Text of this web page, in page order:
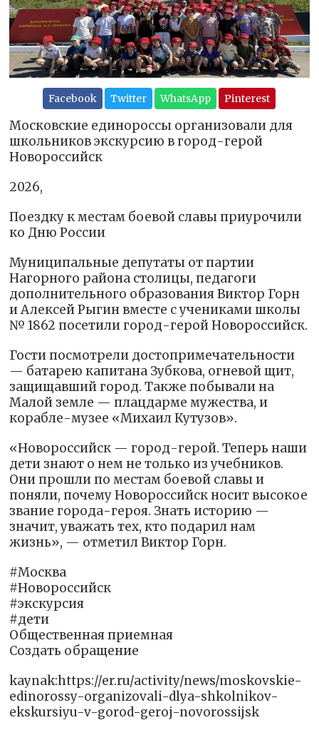
Facebook Twitter WhatsApp Pinterest
Московские единороссы организовали для
школьников экскурсию в город-герой
Новороссийск
2026,
Поездку к местам боевой славы приурочили
ко Дню России
Муниципальные депутаты от партии
Нагорного района столицы, педагоги
дополнительного образования Виктор Горн
и Алексей Рыгин вместе с учениками школы
№ 1862 посетили город-герой Новороссийск.
Гости посмотрели достопримечательности
— батарею капитана Зубкова, огневой щит,
защищавший город. Также побывали на
Малой земле — плацдарме мужества, и
корабле-музее «Михаил Кутузов».
«Новороссийск — город-герой. Теперь наши
дети знают о нем не только из учебников.
Они прошли по местам боевой славы и
поняли, почему Новороссийск носит высокое
звание города-героя. Знать историю —
значит, уважать тех, кто подарил нам
жизнь», — отметил Виктор Горн.
#Москва
#Новороссийск
#экскурсия
#дети
Общественная приемная
Создать обращение
kaynak:https://er.ru/activity/news/moskovskie-
edinorossy-organizovali-dlya-shkolnikov-
ekskursiyu-v-gorod-geroj-novorossijsk